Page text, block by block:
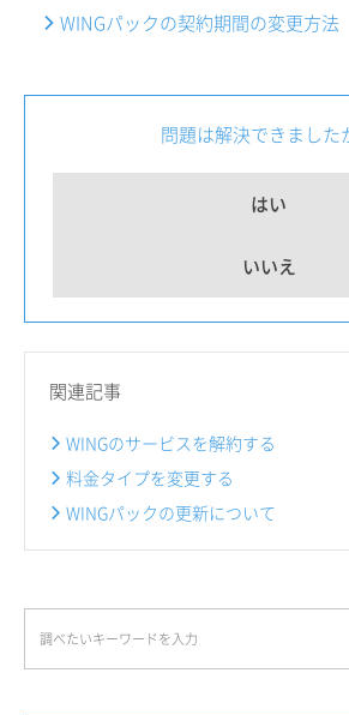
WINGパックの契約期間の変更方法
問題は解決できました
はい
いいえ
関連記事
WINGのサービスを解約する
料金タイプを変更する
WINGパックの更新について